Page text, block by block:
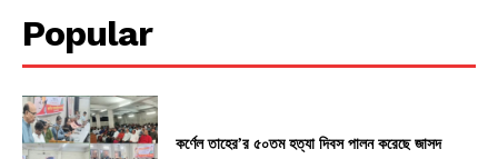
Popular
কর্ণেল তাহের’র ৫০তম হত্যা দিবস পালন করেছে জাসদ